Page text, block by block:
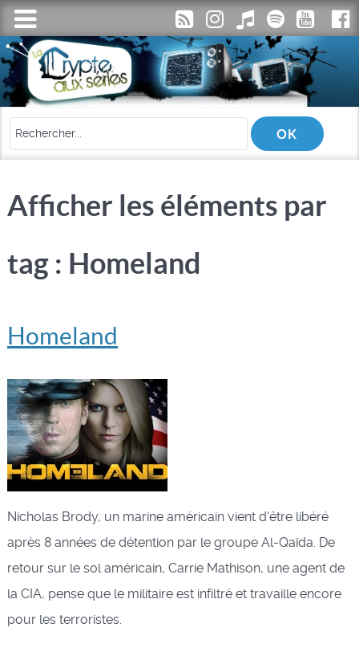
Afficher les éléments par
tag : Homeland
Homeland
Nicholas Brody, un marine américain vient d'être libéré
après 8 années de détention par le groupe Al-Qaïda. De
retour sur le sol américain, Carrie Mathison, une agent de
la CIA, pense que le militaire est infiltré et travaille encore
pour les terroristes.